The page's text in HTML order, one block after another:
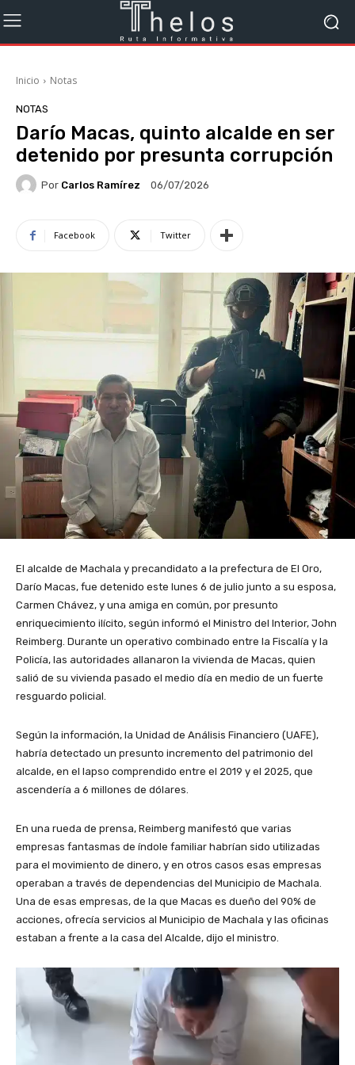
Inicio Notas
NOTAS
Darío Macas, quinto alcalde en ser
detenido por presunta corrupción
Por Carlos Ramírez 06/07/2026
Facebook Twitter
El alcalde de Machala y precandidato a la prefectura de El Oro,
Darío Macas, fue detenido este lunes 6 de julio junto a su esposa,
Carmen Chávez, y una amiga en común, por presunto
enriquecimiento ilícito, según informó el Ministro del Interior, John
Reimberg. Durante un operativo combinado entre la Fiscalía y la
Policía, las autoridades allanaron la vivienda de Macas, quien
salió de su vivienda pasado el medio día en medio de un fuerte
resguardo policial.
Según la información, la Unidad de Análisis Financiero (UAFE),
habría detectado un presunto incremento del patrimonio del
alcalde, en el lapso comprendido entre el 2019 y el 2025, que
ascendería a 6 millones de dólares.
En una rueda de prensa, Reimberg manifestó que varias
empresas fantasmas de índole familiar habrían sido utilizadas
para el movimiento de dinero, y en otros casos esas empresas
operaban a través de dependencias del Municipio de Machala.
Una de esas empresas, de la que Macas es dueño del 90% de
acciones, ofrecía servicios al Municipio de Machala y las oficinas
estaban a frente a la casa del Alcalde, dijo el ministro.